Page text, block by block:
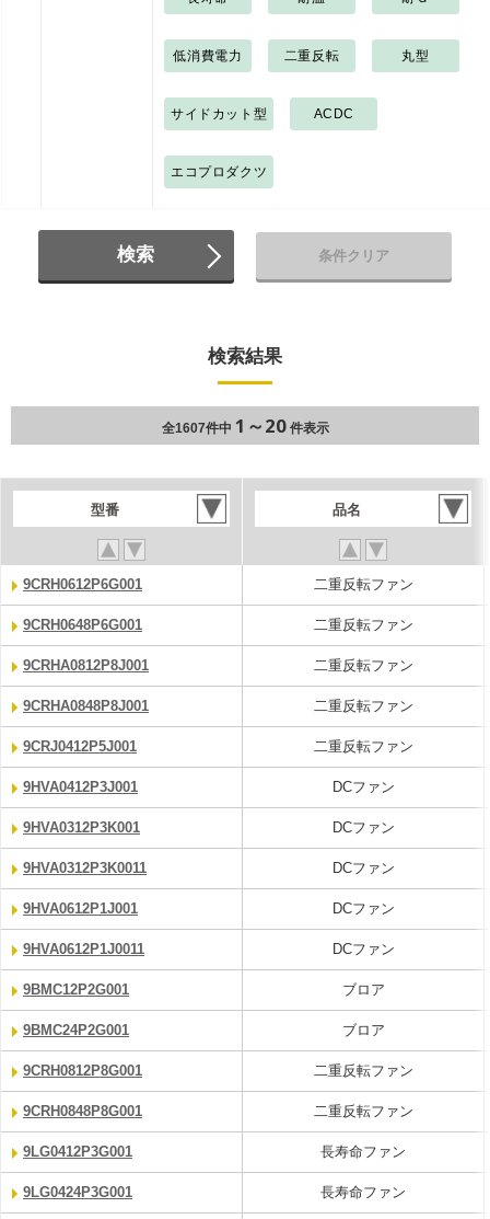
低消費電力 二重反転 丸型
サイドカット型 ACDC
エコプロダクツ
検索 条件クリア
検索結果
全1607件中 1～20件表示
型番 品名
9CRH0612P6G001 二重反転ファン
9CRH0648P6G001 二重反転ファン
9CRHA0812P8J001 二重反転ファン
9CRHA0848P8J001 二重反転ファン
9CRJ0412P5J001 二重反転ファン
9HVA0412P3J001 DCファン
9HVA0312P3K001 DCファン
9HVA0312P3K0011 DCファン
9HVA0612P1J001 DCファン
9HVA0612P1J0011 DCファン
9BMC12P2G001 ブロア
9BMC24P2G001 ブロア
9CRH0812P8G001 二重反転ファン
9CRH0848P8G001 二重反転ファン
9LG0412P3G001 長寿命ファン
9LG0424P3G001 長寿命ファン